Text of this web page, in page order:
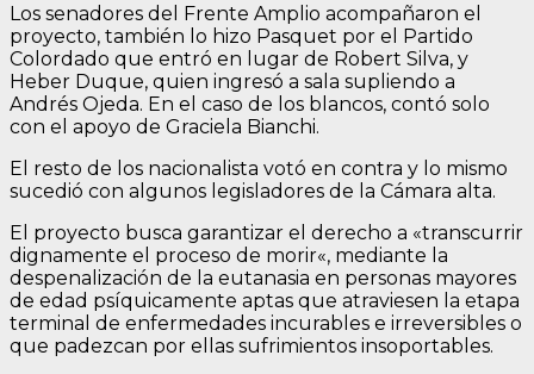
Los senadores del Frente Amplio acompañaron el
proyecto, también lo hizo Pasquet por el Partido
Colordado que entró en lugar de Robert Silva, y
Heber Duque, quien ingresó a sala supliendo a
Andrés Ojeda. En el caso de los blancos, contó solo
con el apoyo de Graciela Bianchi.
El resto de los nacionalista votó en contra y lo mismo
sucedió con algunos legisladores de la Cámara alta.
El proyecto busca garantizar el derecho a «transcurrir
dignamente el proceso de morir«, mediante la
despenalización de la eutanasia en personas mayores
de edad psíquicamente aptas que atraviesen la etapa
terminal de enfermedades incurables e irreversibles o
que padezcan por ellas sufrimientos insoportables.